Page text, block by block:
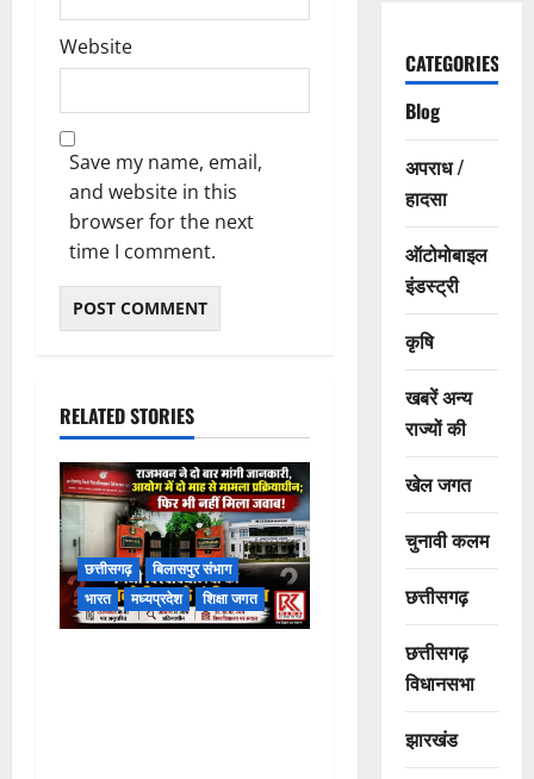
Website
Save my name, email,
and website in this
browser for the next
time I comment.
RELATED STORIES
छत्तीसगढ़
बिलासपुर संभाग
भारत
मध्यप्रदेश शिक्षा जगत
CATEGORIES
Blog
अपराध /
हादसा
ऑटोमोबाइल
इंडस्ट्री
कृषि
खबरें अन्य
राज्यों की
खेल जगत
चुनावी कलम
छत्तीसगढ़
छत्तीसगढ़
विधानसभा
झारखंड